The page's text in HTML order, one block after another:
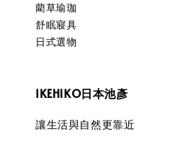
藺草瑜珈
舒眠寢具
日式選物
IKEHIKO日本池彥
讓生活與自然更靠近